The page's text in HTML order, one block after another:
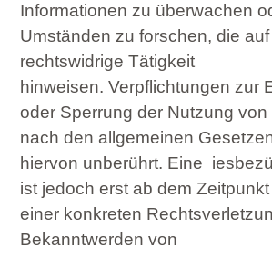
Informationen zu überwachen
Umständen zu forschen, die
rechtswidrige Tätigkeit
hinweisen.Verpflichtungen zur
oder Sperrung der Nutzung von
nach den allgemeinen
hiervon unberührt. Eine
ist jedoch erst ab dem
einer konkreten
Bekanntwerden von